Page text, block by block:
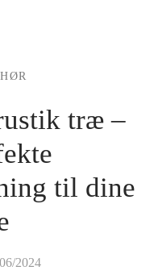
træ –
til dine
2024